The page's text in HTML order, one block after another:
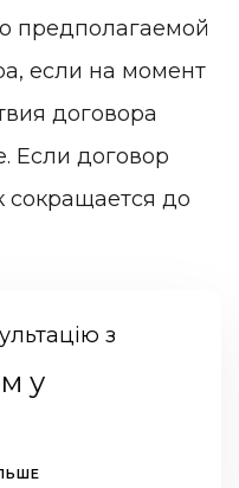
предполагаемой
если на момент
договора
Если договор
сокращается до
з
у